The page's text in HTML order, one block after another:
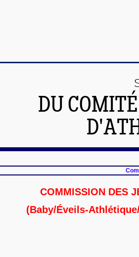
DU
COMMISSION DES
(Baby/Éveils-